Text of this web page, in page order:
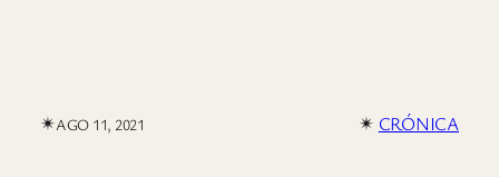
✴︎AGO 11, 2021 ✴︎ CRÓNICA